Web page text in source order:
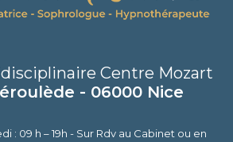
Centre Mozart
- 06000 Nice
: 09 h – 19h - Sur Rdv au Cabinet ou en